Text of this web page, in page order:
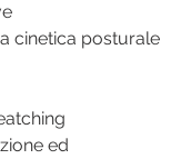
cinetica posturale
ed